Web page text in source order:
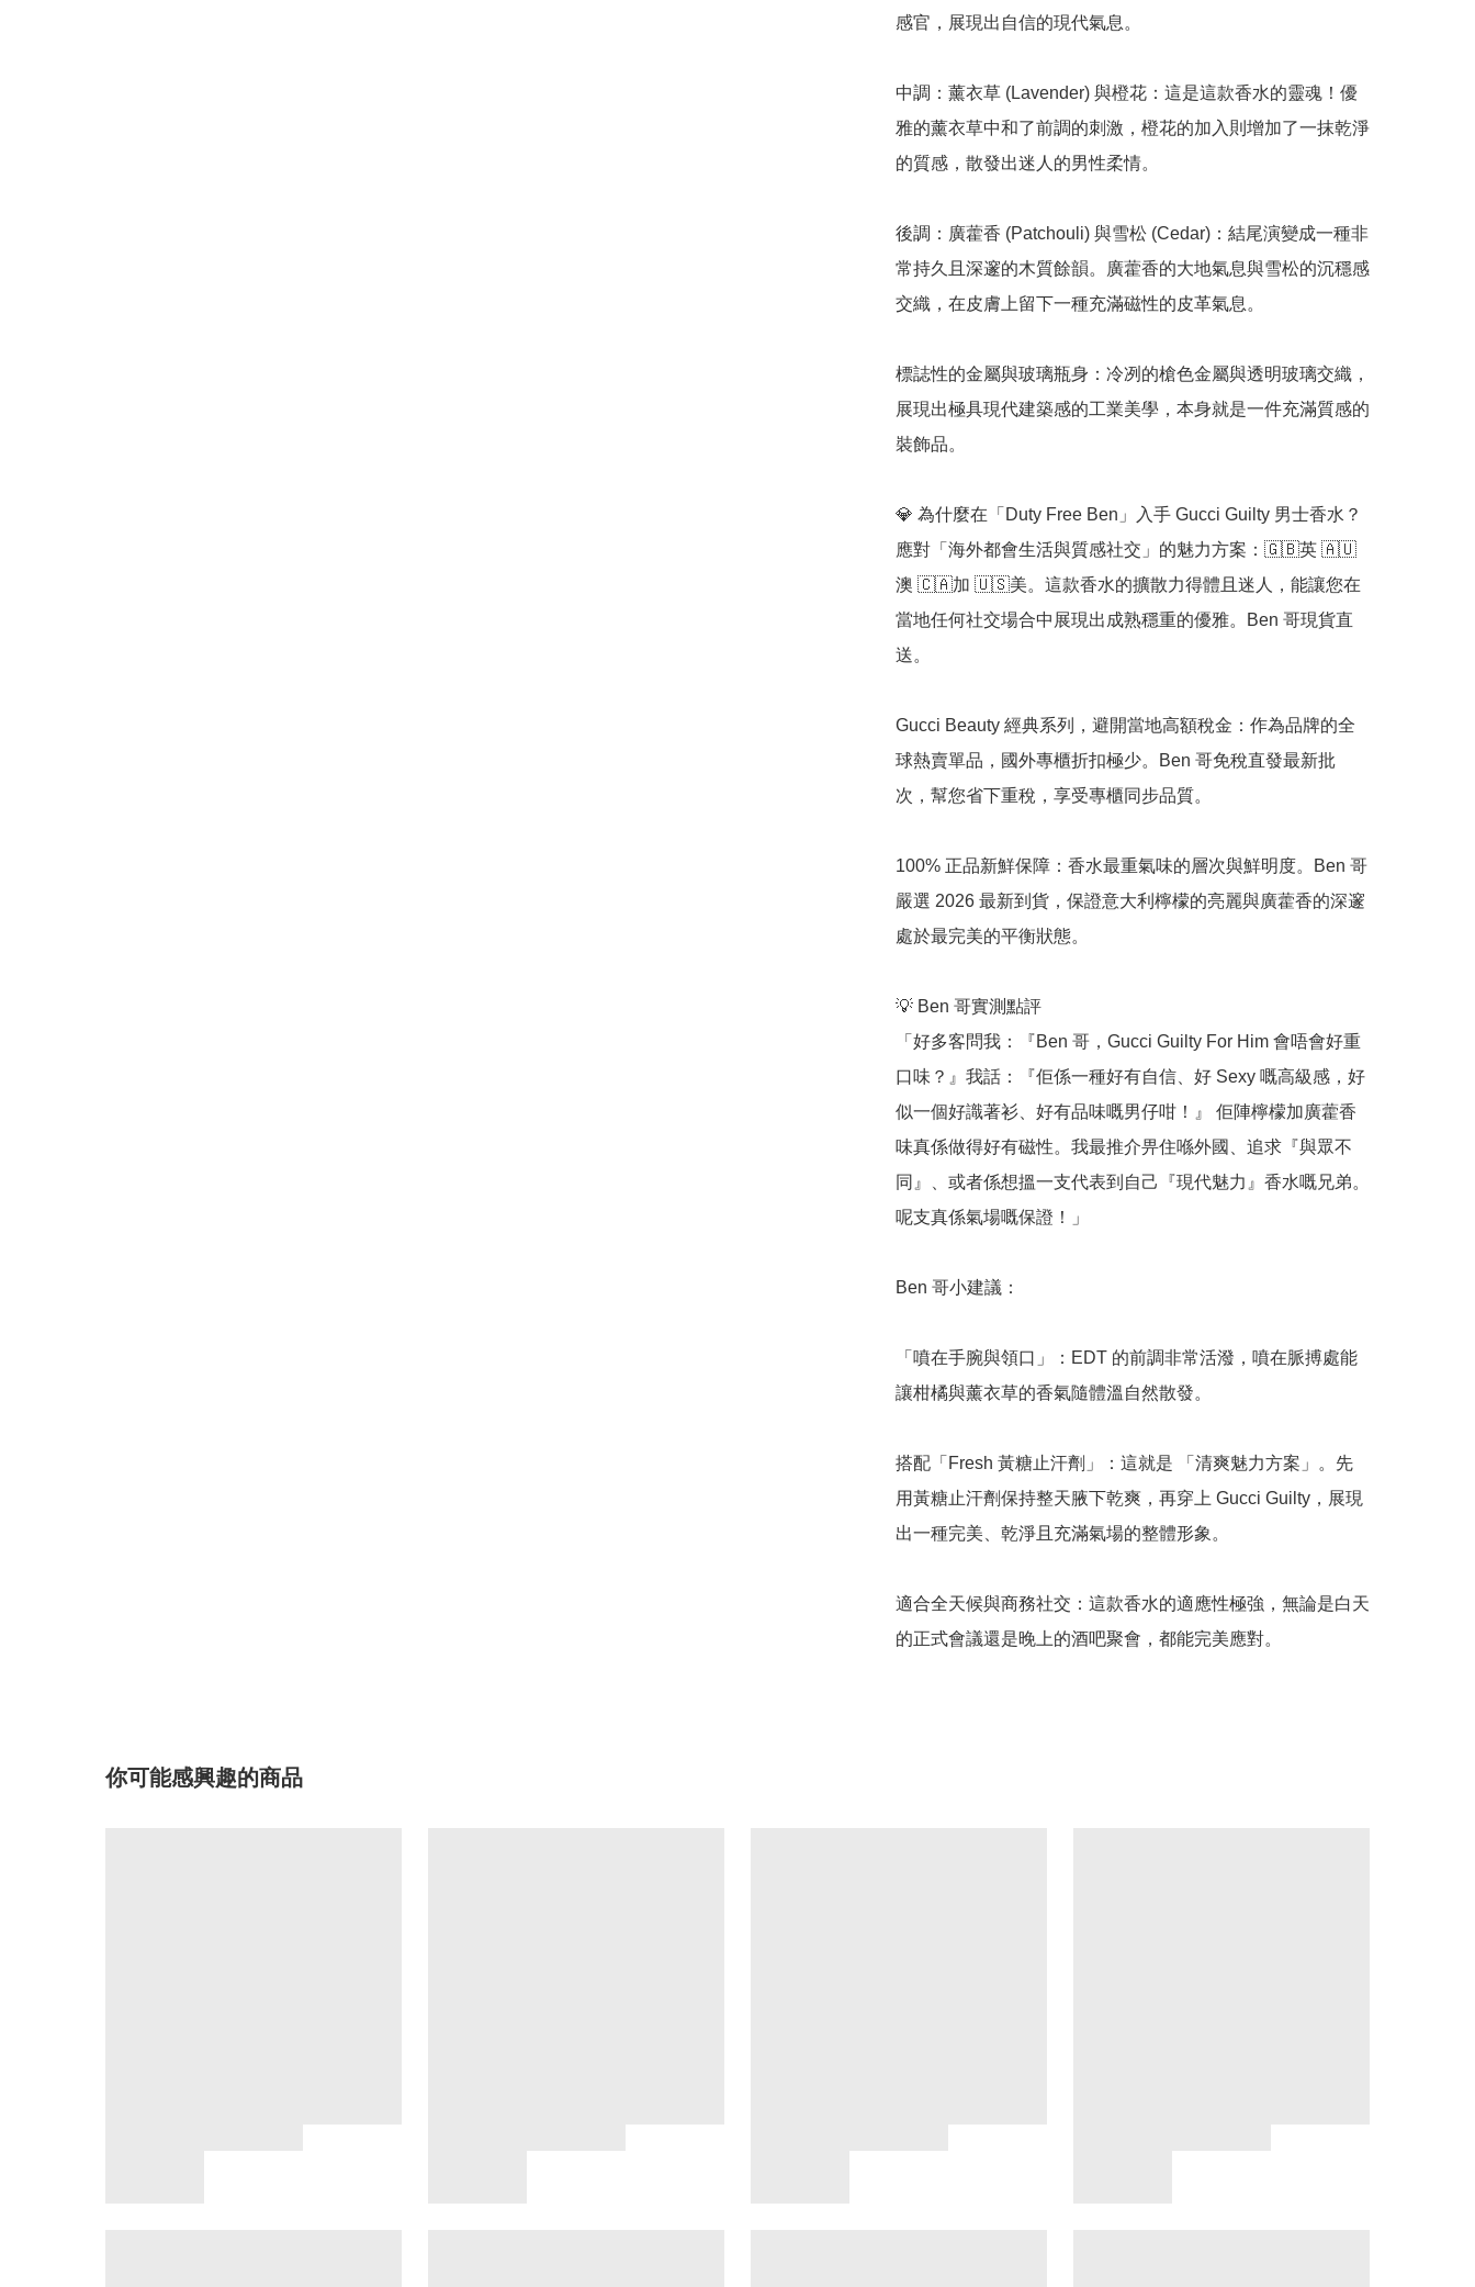
感官，展現出自信的現代氣息。
中調：薰衣草 (Lavender) 與橙花：這是這款香水的靈魂！優
雅的薰衣草中和了前調的刺激，橙花的加入則增加了一抹乾淨
的質感，散發出迷人的男性柔情。
後調：廣藿香 (Patchouli) 與雪松 (Cedar)：結尾演變成一種非
常持久且深邃的木質餘韻。廣藿香的大地氣息與雪松的沉穩感
交織，在皮膚上留下一種充滿磁性的皮革氣息。
標誌性的金屬與玻璃瓶身：冷冽的槍色金屬與透明玻璃交織，
展現出極具現代建築感的工業美學，本身就是一件充滿質感的
裝飾品。
💎 為什麼在「Duty Free Ben」入手 Gucci Guilty 男士香水？
應對「海外都會生活與質感社交」的魅力方案：🇬🇧英 🇦🇺
澳 🇨🇦加 🇺🇸美。這款香水的擴散力得體且迷人，能讓您在
當地任何社交場合中展現出成熟穩重的優雅。Ben 哥現貨直
送。
Gucci Beauty 經典系列，避開當地高額稅金：作為品牌的全
球熱賣單品，國外專櫃折扣極少。Ben 哥免稅直發最新批
次，幫您省下重稅，享受專櫃同步品質。
100% 正品新鮮保障：香水最重氣味的層次與鮮明度。Ben 哥
嚴選 2026 最新到貨，保證意大利檸檬的亮麗與廣藿香的深邃
處於最完美的平衡狀態。
💡 Ben 哥實測點評
「好多客問我：『Ben 哥，Gucci Guilty For Him 會唔會好重
口味？』我話：『佢係一種好有自信、好 Sexy 嘅高級感，好
似一個好識著衫、好有品味嘅男仔咁！』 佢陣檸檬加廣藿香
味真係做得好有磁性。我最推介畀住喺外國、追求『與眾不
同』、或者係想搵一支代表到自己『現代魅力』香水嘅兄弟。
呢支真係氣場嘅保證！」
Ben 哥小建議：
「噴在手腕與領口」：EDT 的前調非常活潑，噴在脈搏處能
讓柑橘與薰衣草的香氣隨體溫自然散發。
搭配「Fresh 黃糖止汗劑」：這就是 「清爽魅力方案」。先
用黃糖止汗劑保持整天腋下乾爽，再穿上 Gucci Guilty，展現
出一種完美、乾淨且充滿氣場的整體形象。
適合全天候與商務社交：這款香水的適應性極強，無論是白天
的正式會議還是晚上的酒吧聚會，都能完美應對。
你可能感興趣的商品